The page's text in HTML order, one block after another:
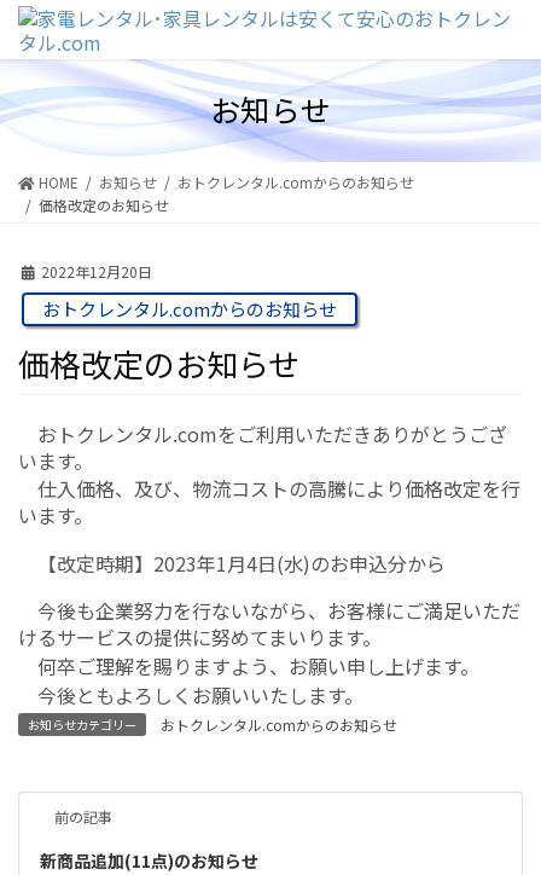
テ
ツ
に
ゲ
シ
ョ
お知らせ
HOME お知らせ
おトクレンタル.comからのお知らせ
価格改定のお知らせ
2022年12月20日
おトクレンタル.comからのお知らせ
価格改定のお知らせ
おトクレンタル.comをご利用いただきありがとうござ
います。
仕入価格、及び、物流コストの高騰により価格改定を行
います。
【改定時期】2023年1月4日(水)のお申込分から
今後も企業努力を行ないながら、お客様にご満足いただ
けるサービスの提供に努めてまいります。
何卒ご理解を賜りますよう、お願い申し上げます。
今後ともよろしくお願いいたします。
お知らせカテゴリー おトクレンタル.comからのお知らせ
前の記事
新商品追加(11点)のお知らせ